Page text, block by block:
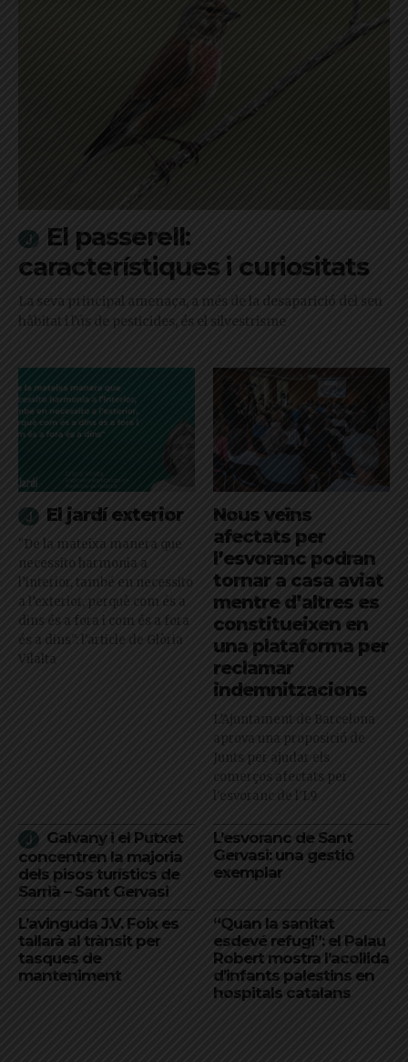
El passerell:
característiques i curiositats
La seva principal amenaça, a més de la desaparició del seu
hàbitat i l'ús de pesticides, és el silvestrisme
El jardí exterior
"De la mateixa manera que
necessito harmonia a
l’interior, també en necessito
a l’exterior, perquè com és a
dins és a fora i com és a fora
és a dins": l'article de Glòria
Vilalta
Nous veïns
afectats per
l’esvoranc podran
tornar a casa aviat
mentre d’altres es
constitueixen en
una plataforma per
reclamar
indemnitzacions
L’Ajuntament de Barcelona
aprova una proposició de
Junts per ajudar els
comerços afectats per
l'esvoranc de l'L9
Galvany i el Putxet
concentren la majoria
dels pisos turístics de
Sarrià – Sant Gervasi
L’esvoranc de Sant
Gervasi: una gestió
exemplar
L’avinguda J.V. Foix es
tallarà al trànsit per
tasques de
manteniment
“Quan la sanitat
esdevé refugi”: el Palau
Robert mostra l’acollida
d’infants palestins en
hospitals catalans